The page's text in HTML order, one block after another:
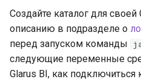
Создайте каталог для своей
описанию в подразделе о
перед запуском команды
следующие переменные
Glarus BI, как